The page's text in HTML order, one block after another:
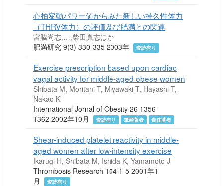
心拍変動パワー値からみた新しい持久性体力
（THRV体力）の評価及び肥満との関連
宮脇尚志,…,柴田真志ほか
肥満研究 9(3) 330-335 2003年
査読有り
Exercise prescription based upon cardiac
vagal activity for middle-aged obese women
Shibata M, Moritani T, Miyawaki T, Hayashi T,
Nakao K
International Jornal of Obesity 26 1356-
1362 2002年10月
査読有り 筆頭著者 責任著者
Shear-induced platelet reactivity in middle-
aged women after low-intensity exercise
Ikarugi H, Shibata M, Ishida K, Yamamoto J
Thrombosis Research 104 1-5 2001年1
月
査読有り